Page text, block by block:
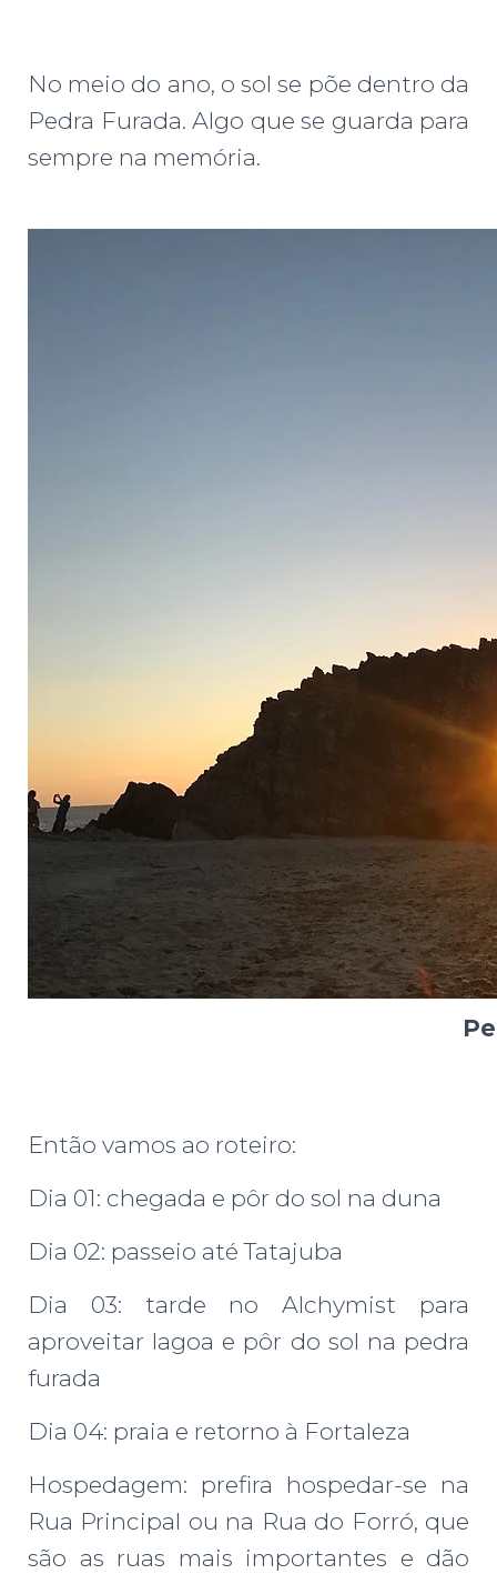
No meio do ano, o sol se põe dentro da
Pedra Furada. Algo que se guarda para
sempre na memória.
Então vamos ao roteiro:
Dia 01: chegada e pôr do sol na duna
Dia 02: passeio até Tatajuba
Dia 03: tarde no Alchymist para
aproveitar lagoa e pôr do sol na pedra
furada
Dia 04: praia e retorno à Fortaleza
Hospedagem: prefira hospedar-se na
Rua Principal ou na Rua do Forró, que
são as ruas mais importantes e dão